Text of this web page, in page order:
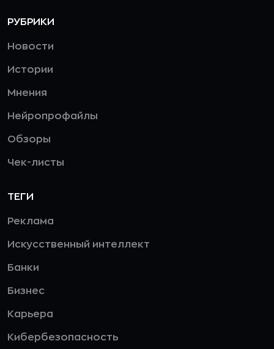
РУБРИКИ
Новости
Истории
Мнения
Нейропрофайлы
Обзоры
Чек-листы
ТЕГИ
Реклама
Искусственный интеллект
Банки
Бизнес
Карьера
Кибербезопасность